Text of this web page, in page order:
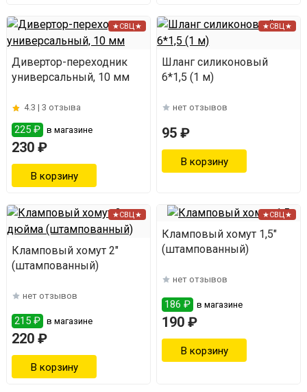
★СВЦ★
Дивертор-переходник
универсальный, 10 мм
4.3 | 3 отзыва
225 ₽ в магазине
230 ₽
★СВЦ★
Шланг силиконовый
6*1,5 (1 м)
нет отзывов
95 ₽
★СВЦ★
Кламповый хомут 2"
(штампованный)
нет отзывов
215 ₽ в магазине
220 ₽
★СВЦ★
Кламповый хомут 1,5"
(штампованный)
нет отзывов
186 ₽ в магазине
190 ₽